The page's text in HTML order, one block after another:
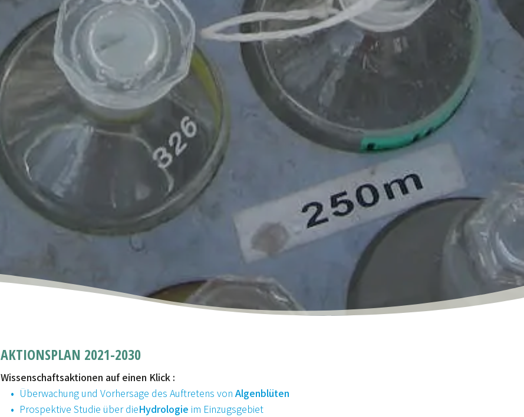
AKTIONSPLAN 2021-2030
Wissenschaftsaktionen auf einen Klick :
Überwachung und Vorhersage des Auftretens von Algenblüten
Prospektive Studie über dieHydrologie im Einzugsgebiet